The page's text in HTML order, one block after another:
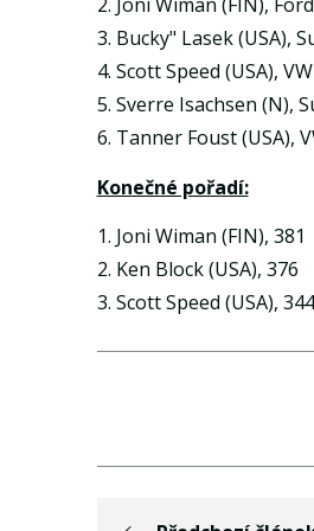
3. Bucky" Lasek (USA),
4. Scott Speed (USA),
5. Sverre Isachsen (N),
6. Tanner Foust (USA),
Konečné pořadí:
1. Joni Wiman (FIN), 381
2. Ken Block (USA), 376
3. Scott Speed (USA), 344